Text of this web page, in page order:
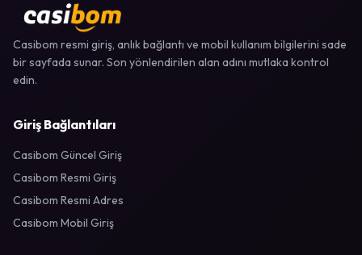
Casibom resmi giriş, anlık bağlantı ve mobil kullanım bilgilerini sade
bir sayfada sunar. Son yönlendirilen alan adını mutlaka kontrol
edin.
Giriş Bağlantıları
Casibom Güncel Giriş
Casibom Resmi Giriş
Casibom Resmi Adres
Casibom Mobil Giriş